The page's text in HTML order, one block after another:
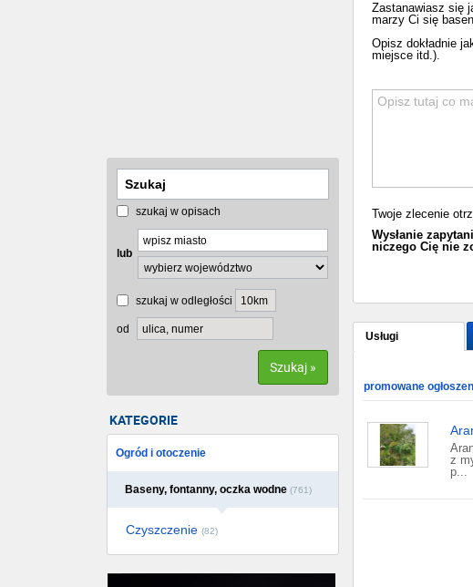
szukaj w opisach
lub
szukaj w odległości
od
Szukaj »
KATEGORIE
Ogród i otoczenie
Baseny, fontanny, oczka wodne (761)
Czyszczenie (82)
Zastanawiasz się
marzy Ci się
Opisz dokładnie
miejsce itd.).
Twoje zlecenie
Wysłanie
niczego Cię nie
Usługi
promowane
z
p...